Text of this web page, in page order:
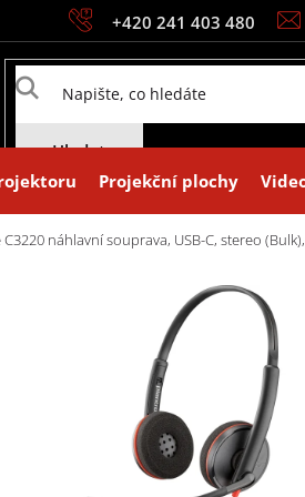
+420 241 403 480
Hledat
Projekční plochy
C3220 náhlavní souprava, USB-C, stereo